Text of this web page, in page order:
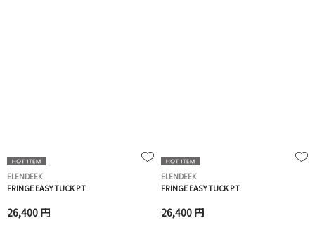
ELENDEEK
FRINGE EASY TUCK PT
26,400 円
ELENDEEK
FRINGE EASY TUCK PT
26,400 円